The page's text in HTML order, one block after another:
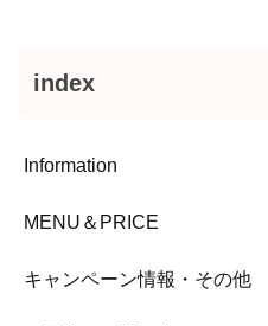
index
Information
MENU＆PRICE
キャンペーン情報・その他